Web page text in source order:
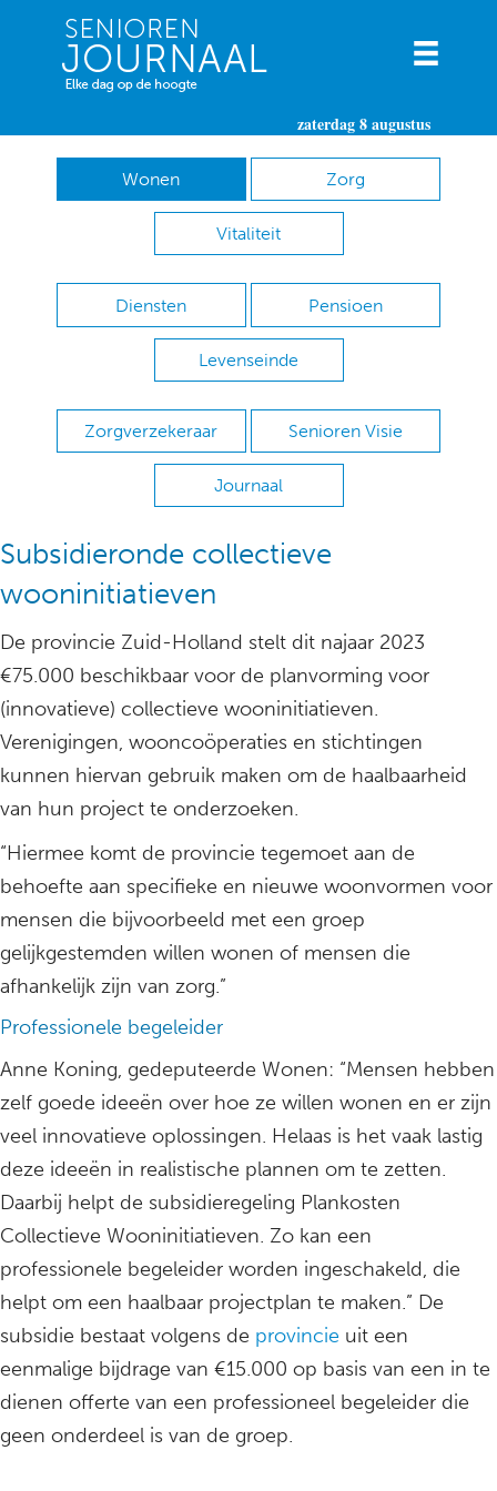
zaterdag 8 augustus
Wonen Zorg
Vitaliteit
Diensten Pensioen
Levenseinde
Zorgverzekeraar Senioren Visie
Journaal
Subsidieronde collectieve
wooninitiatieven
De provincie Zuid-Holland stelt dit najaar 2023
€75.000 beschikbaar voor de planvorming voor
(innovatieve) collectieve wooninitiatieven.
Verenigingen, wooncoöperaties en stichtingen
kunnen hiervan gebruik maken om de haalbaarheid
van hun project te onderzoeken.
“Hiermee komt de provincie tegemoet aan de
behoefte aan specifieke en nieuwe woonvormen voor
mensen die bijvoorbeeld met een groep
gelijkgestemden willen wonen of mensen die
afhankelijk zijn van zorg.”
Professionele begeleider
Anne Koning, gedeputeerde Wonen: “Mensen hebben
zelf goede ideeën over hoe ze willen wonen en er zijn
veel innovatieve oplossingen. Helaas is het vaak lastig
deze ideeën in realistische plannen om te zetten.
Daarbij helpt de subsidieregeling Plankosten
Collectieve Wooninitiatieven. Zo kan een
professionele begeleider worden ingeschakeld, die
helpt om een haalbaar projectplan te maken.” De
subsidie bestaat volgens de provincie uit een
eenmalige bijdrage van €15.000 op basis van een in te
dienen offerte van een professioneel begeleider die
geen onderdeel is van de groep.